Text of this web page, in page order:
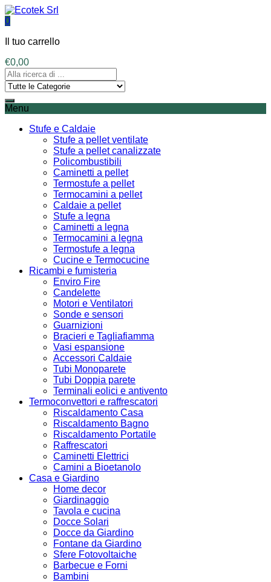
0
Il tuo carrello
€0,00
Menu
Stufe e Caldaie
Stufe a pellet ventilate
Stufe a pellet canalizzate
Policombustibili
Caminetti a pellet
Termostufe a pellet
Termocamini a pellet
Caldaie a pellet
Stufe a legna
Caminetti a legna
Termocamini a legna
Termostufe a legna
Cucine e Termocucine
Ricambi e fumisteria
Enviro Fire
Candelette
Motori e Ventilatori
Sonde e sensori
Guarnizioni
Bracieri e Tagliafiamma
Vasi espansione
Accessori Caldaie
Tubi Monoparete
Tubi Doppia parete
Terminali eolici e antivento
Termoconvettori e raffrescatori
Riscaldamento Casa
Riscaldamento Bagno
Riscaldamento Portatile
Raffrescatori
Caminetti Elettrici
Camini a Bioetanolo
Casa e Giardino
Home decor
Giardinaggio
Tavola e cucina
Docce Solari
Docce da Giardino
Fontane da Giardino
Sfere Fotovoltaiche
Barbecue e Forni
Bambini